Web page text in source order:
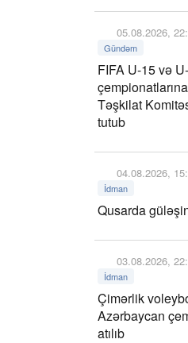
05.08.2026,
Gündəm
FIFA U-15 və
Təşkilat
tutub
04.08.2026,
İdman
Qusarda
03.08.2026,
İdman
Çimərlik
Azərbaycan
atılıb